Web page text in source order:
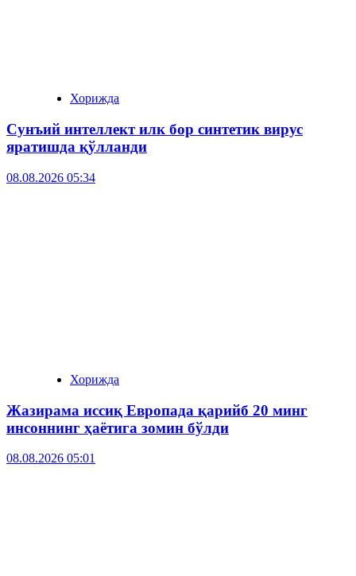
Хорижда
Сунъий интеллект илк бор синтетик вирус
яратишда қўлланди
08.08.2026 05:34
Хорижда
Жазирама иссиқ Европада қарийб 20 минг
инсоннинг ҳаётига зомин бўлди
08.08.2026 05:01